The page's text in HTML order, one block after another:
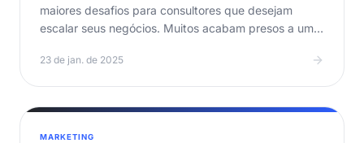
maiores desafios para consultores que desejam
escalar seus negócios. Muitos acabam presos a um
23 de jan. de 2025
MARKETING